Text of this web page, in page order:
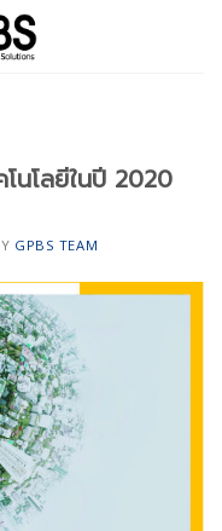
นโลยีในปี 2020
GPBS TEAM